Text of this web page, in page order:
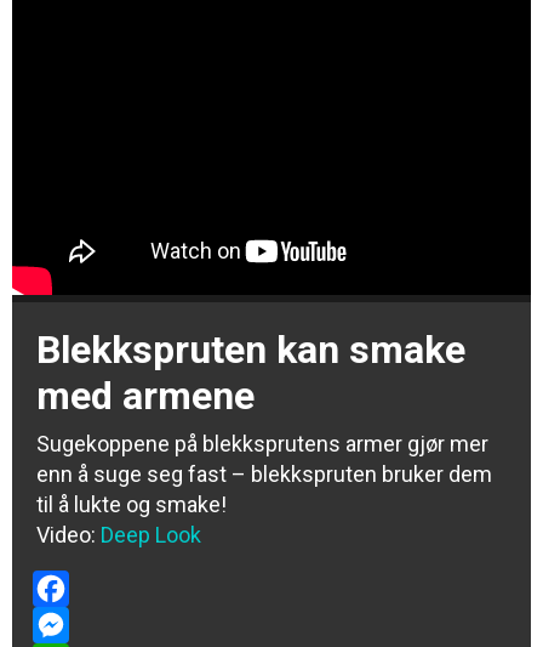
Blekkspruten kan smake
med armene
Sugekoppene på blekksprutens armer gjør mer
enn å suge seg fast – blekkspruten bruker dem
til å lukte og smake!
Video: Deep Look
Facebook